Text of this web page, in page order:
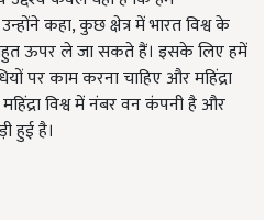
कहा, कुछ क्षेत्र में भारत विश्व के
ऊपर ले जा सकते हैं। इसके लिए हमें
पर काम करना चाहिए और महिंद्रा
विश्व में नंबर वन कंपनी है और
हुई है।